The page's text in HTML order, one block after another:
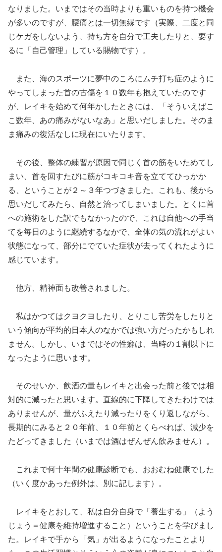
なりました。いまではその当時よりも重いものを持つ機会
が多いのですが、腰痛とは一切無縁です（実際、二度と同
じケガをしないよう、持ち方を自分で工夫したりと、要す
るに「自己管理」している賜物です）。
また、海のスポーツに夢中のころにムチ打ち症のように
やってしまった首の古傷を１０数年も抱えていたのです
が、レイキを始めて何年かしたときには、「そういえばこ
こ数年、あの痛みがないなあ」と思いだしました。そのま
ま痛みの復活なしに現在にいたります。
その後、整体の練習が原因で同じく首の筋をいためてし
まい、首を回すたびに筋がコキコキ音を立ててひっかか
る、ということが２～３年つづきました。これも、後から
思いだしてみたら、自然と治ってしまいました。とくに首
への施術をした訳でもなかったので、これは自他への手当
てを毎日のように継続するなかで、全体の気の流れがよい
状態になって、部分にでていた症状が去ってくれたように
感じています。
他方、精神面も改善されました。
私はかつてはクヨクヨしたり、とりこし苦労をしたりと
いう傾向が平均的日本人のなかでは強い方だったかもしれ
ません。しかし、いまではその性癖は、当時の１割以下に
なったように思います。
そのせいか、飲酒の量もレイキと出会った前と後では相
対的に減ったと思います。直線的に下降してきたわけでは
ありませんが、量がふえたり減ったりをくり返しながら、
長期的にみると２０年前、１０年前とくらべれば、減少を
たどってきました（いまでは酒はぜんぜん飲みません）。
これまで何十年間の健康診断でも、おおむね健康でした
（いく度かあった例外は、別に記します）。
レイキをとおして、私は自分自身で「養生する」（よう
じょう＝健康を維持増進すること）ということを学びまし
た。レイキで手から「気」が出るようになったことより